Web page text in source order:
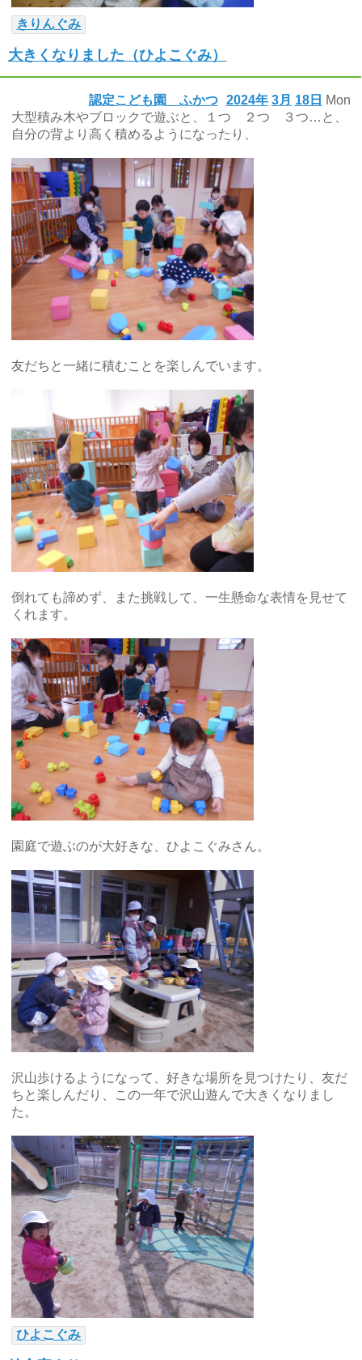
きりんぐみ
大きくなりました（ひよこぐみ）
2024年 3月 18日 Mon
認定こども園 ふかつ
大型積み木やブロックで遊ぶと、１つ ２つ ３つ…と、
自分の背より高く積めるようになったり、
友だちと一緒に積むことを楽しんでいます。
倒れても諦めず、また挑戦して、一生懸命な表情を見せて
くれます。
園庭で遊ぶのが大好きな、ひよこぐみさん。
沢山歩けるようになって、好きな場所を見つけたり、友だ
ちと楽しんだり、この一年で沢山遊んで大きくなりまし
た。
ひよこぐみ